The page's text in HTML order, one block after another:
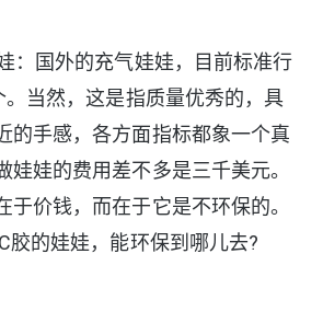
国外的充气娃娃，目前标准行
当然，这是指质量优秀的，具
的手感，各方面指标都象一个真
娃娃的费用差不多是三千美元。
于价钱，而在于它是不环保的。
胶的娃娃，能环保到哪儿去?